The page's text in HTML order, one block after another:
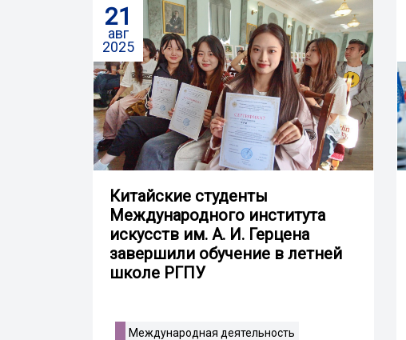
21
авг
2025
Китайские студенты
Международного института
искусств им. А. И. Герцена
завершили обучение в летней
школе РГПУ
Международная деятельность